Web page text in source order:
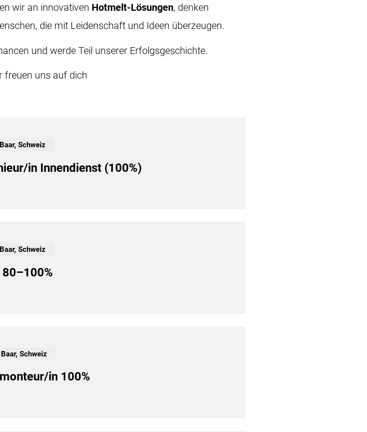
wir an innovativen Hotmelt-Lösungen, denken
die mit Leidenschaft und Ideen überzeugen.
und werde Teil unserer Erfolgsgeschichte.
freuen uns auf dich
Schweiz
in Innendienst (100%)
Schweiz
Schweiz
in 100%